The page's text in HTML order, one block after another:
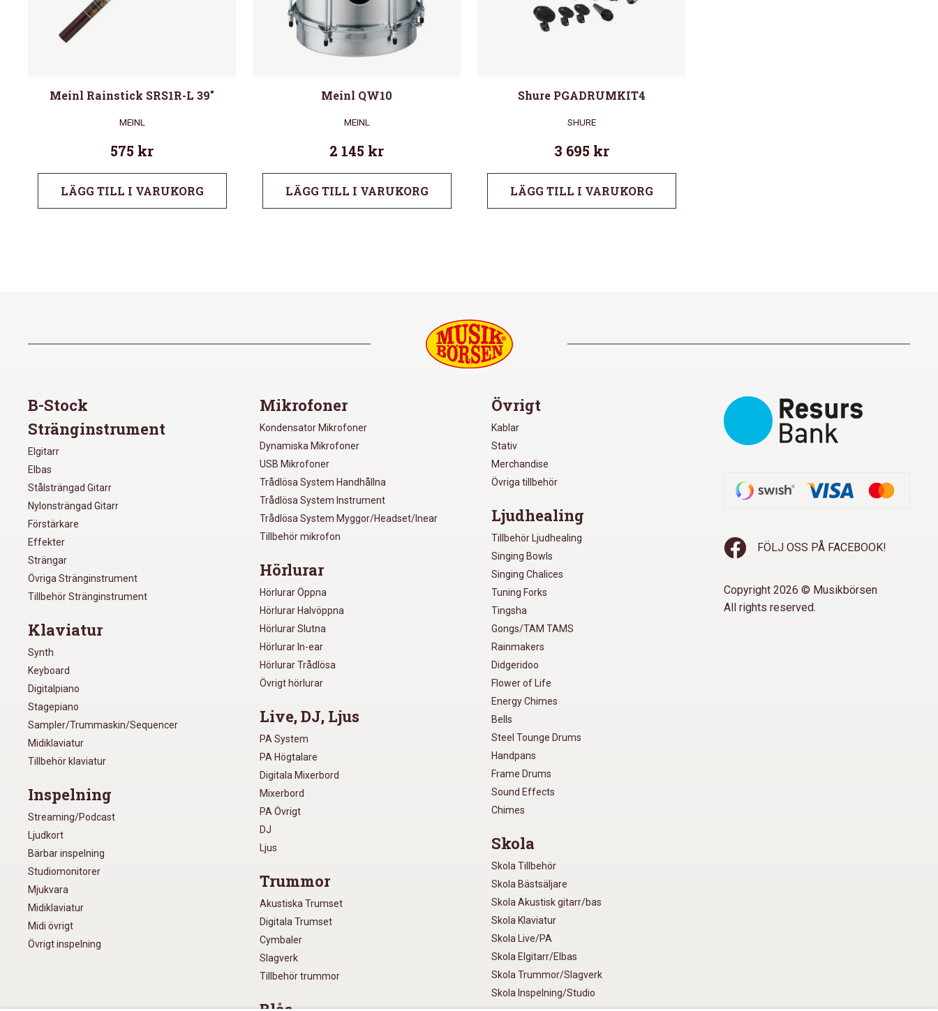
Meinl Rainstick SRS1R-L 39″
MEINL
575 kr
LÄGG TILL I VARUKORG
Meinl QW10
MEINL
2 145 kr
LÄGG TILL I VARUKORG
Shure PGADRUMKIT4
SHURE
3 695 kr
LÄGG TILL I VARUKORG
B-Stock
Stränginstrument
Elgitarr
Elbas
Stålsträngad Gitarr
Nylonsträngad Gitarr
Förstärkare
Effekter
Strängar
Övriga Stränginstrument
Tillbehör Stränginstrument
Klaviatur
Synth
Keyboard
Digitalpiano
Stagepiano
Sampler/Trummaskin/Sequencer
Midiklaviatur
Tillbehör klaviatur
Inspelning
Streaming/Podcast
Ljudkort
Bärbar inspelning
Studiomonitorer
Mjukvara
Midiklaviatur
Midi övrigt
Övrigt inspelning
Mikrofoner
Kondensator Mikrofoner
Dynamiska Mikrofoner
USB Mikrofoner
Trådlösa System Handhållna
Trådlösa System Instrument
Trådlösa System Myggor/Headset/Inear
Tillbehör mikrofon
Hörlurar
Hörlurar Öppna
Hörlurar Halvöppna
Hörlurar Slutna
Hörlurar In-ear
Hörlurar Trådlösa
Övrigt hörlurar
Live, DJ, Ljus
PA System
PA Högtalare
Digitala Mixerbord
Mixerbord
PA Övrigt
DJ
Ljus
Trummor
Akustiska Trumset
Digitala Trumset
Cymbaler
Slagverk
Tillbehör trummor
Övrigt
Kablar
Stativ
Merchandise
Övriga tillbehör
Ljudhealing
Tillbehör Ljudhealing
Singing Bowls
Singing Chalices
Tuning Forks
Tingsha
Gongs/TAM TAMS
Rainmakers
Didgeridoo
Flower of Life
Energy Chimes
Bells
Steel Tounge Drums
Handpans
Frame Drums
Sound Effects
Chimes
Skola
Skola Tillbehör
Skola Bästsäljare
Skola Akustisk gitarr/bas
Skola Klaviatur
Skola Live/PA
Skola Elgitarr/Elbas
Skola Trummor/Slagverk
Skola Inspelning/Studio
FÖLJ OSS PÅ FACEBOOK!
Copyright 2026 © Musikbörsen
All rights reserved.